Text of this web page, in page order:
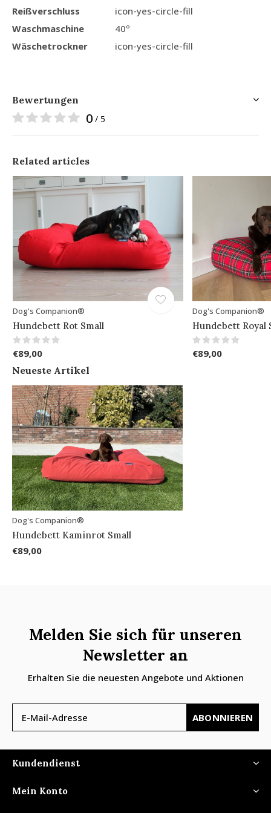
Reißverschluss
icon-yes-circle-fill
Waschmaschine
40º
Wäschetrockner
icon-yes-circle-fill
Bewertungen
0 / 5
Related articles
Dog's Companion®
Hundebett Rot Small
€89,00
Dog's Companion®
Hundebett Royal
€89,00
Neueste Artikel
Dog's Companion®
Hundebett Kaminrot Small
€89,00
Melden Sie sich für unseren
Newsletter an
Erhalten Sie die neuesten Angebote und Aktionen
ABONNIEREN
Kundendienst
Mein Konto